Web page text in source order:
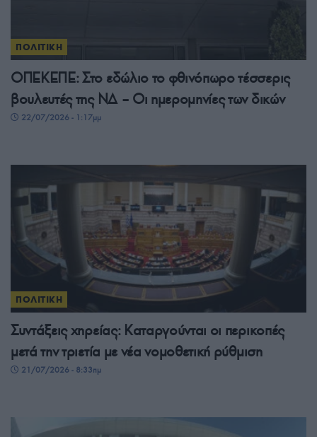
ΠΟΛΙΤΙΚΗ
ΟΠΕΚΕΠΕ: Στο εδώλιο το φθινόπωρο τέσσερις
βουλευτές της ΝΔ – Οι ημερομηνίες των δικών
22/07/2026 - 1:17μμ
ΠΟΛΙΤΙΚΗ
Συντάξεις χηρείας: Καταργούνται οι περικοπές
μετά την τριετία με νέα νομοθετική ρύθμιση
21/07/2026 - 8:33πμ